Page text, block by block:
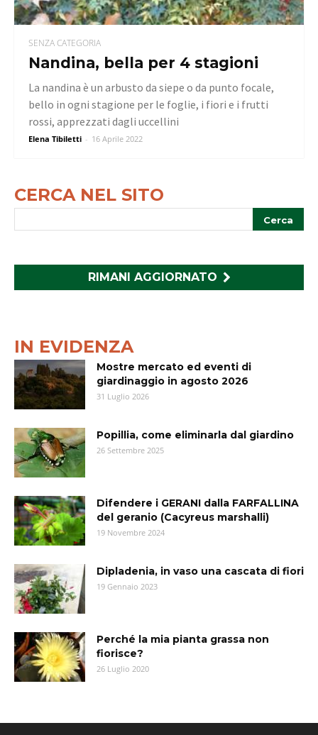
SENZA CATEGORIA
Nandina, bella per 4 stagioni
Elena Tibiletti - 16 Aprile 2022
La nandina è un arbusto da siepe o da punto focale,
bello in ogni stagione per le foglie, i fiori e i frutti
rossi, apprezzati dagli uccellini
CERCA NEL SITO
RIMANI AGGIORNATO
IN EVIDENZA
Mostre mercato ed eventi di
giardinaggio in agosto 2026
31 Luglio 2026
Popillia, come eliminarla dal giardino
26 Settembre 2025
Difendere i GERANI dalla FARFALLINA
del geranio (Cacyreus marshalli)
19 Novembre 2024
Dipladenia, in vaso una cascata di fiori
19 Gennaio 2023
Perché la mia pianta grassa non
fiorisce?
26 Luglio 2020